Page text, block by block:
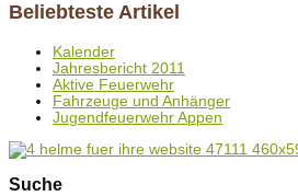
Beliebteste Artikel
Kalender
Jahresbericht 2011
Aktive Feuerwehr
Fahrzeuge und Anhänger
Jugendfeuerwehr Appen
Suche